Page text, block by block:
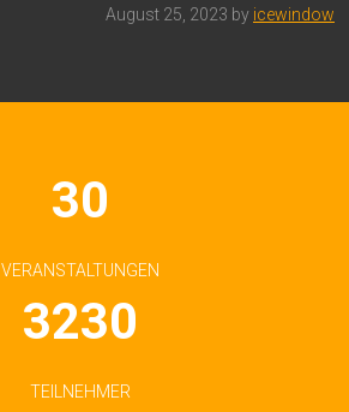
August 25, 2023 by icewindow
30
VERANSTALTUNGEN
3230
TEILNEHMER